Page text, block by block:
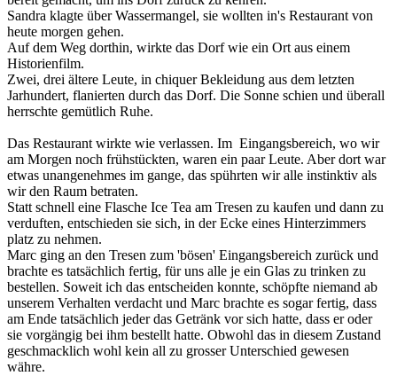
Sandra klagte über Wassermangel, sie wollten in's Restaurant von
heute morgen gehen.
Auf dem Weg dorthin, wirkte das Dorf wie ein Ort aus einem
Historienfilm.
Zwei, drei ältere Leute, in chiquer Bekleidung aus dem letzten
Jarhundert, flanierten durch das Dorf. Die Sonne schien und überall
herrschte gemütlich Ruhe.
Das Restaurant wirkte wie verlassen. Im Eingangsbereich, wo wir
am Morgen noch frühstückten, waren ein paar Leute. Aber dort war
etwas unangenehmes im gange, das spührten wir alle instinktiv als
wir den Raum betraten.
Statt schnell eine Flasche Ice Tea am Tresen zu kaufen und dann zu
verduften, entschieden sie sich, in der Ecke eines Hinterzimmers
platz zu nehmen.
Marc ging an den Tresen zum 'bösen' Eingangsbereich zurück und
brachte es tatsächlich fertig, für uns alle je ein Glas zu trinken zu
bestellen. Soweit ich das entscheiden konnte, schöpfte niemand ab
unserem Verhalten verdacht und Marc brachte es sogar fertig, dass
am Ende tatsächlich jeder das Getränk vor sich hatte, dass er oder
sie vorgängig bei ihm bestellt hatte. Obwohl das in diesem Zustand
geschmacklich wohl kein all zu grosser Unterschied gewesen
währe.